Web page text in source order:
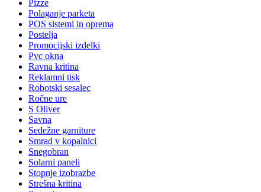
Pizze
Polaganje parketa
POS sistemi in oprema
Postelja
Promocijski izdelki
Pvc okna
Ravna kritina
Reklamni tisk
Robotski sesalec
Ročne ure
S Oliver
Savna
Sedežne garniture
Smrad v kopalnici
Snegobran
Solarni paneli
Stopnje izobrazbe
Strešna kritina